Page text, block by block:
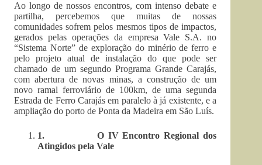
Ao longo de nossos encontros, com intenso debate e
partilha, percebemos que muitas de nossas
comunidades sofrem pelos mesmos tipos de impactos,
gerados pelas operações da empresa Vale S.A. no
“Sistema Norte” de exploração do minério de ferro e
pelo projeto atual de instalação do que pode ser
chamado de um segundo Programa Grande Carajás,
com abertura de novas minas, a construção de um
novo ramal ferroviário de 100km, de uma segunda
Estrada de Ferro Carajás em paralelo à já existente, e a
ampliação do porto de Ponta da Madeira em São Luís.
1. O IV Encontro Regional dos
Atingidos pela Vale